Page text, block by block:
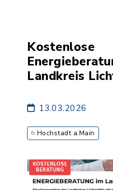
Kostenlose
Landkreis
13.03.2026
Hochstadt a.Main